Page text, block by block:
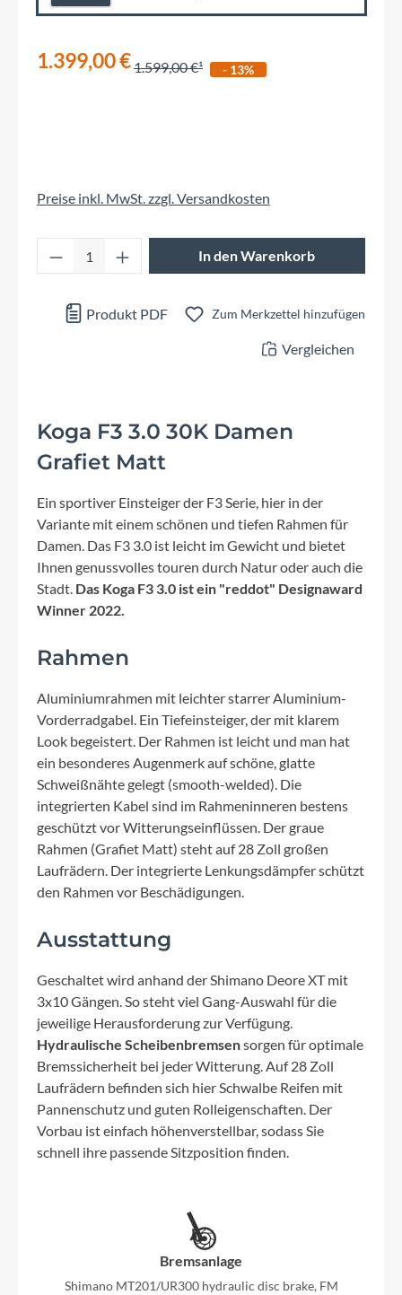
1.399,00 €1.599,00 € - 13%
Preise inkl. MwSt. zzgl. Versandkosten
Produkt Anzahl: Gib den gewünschten
In den Warenkorb
Produkt PDF Zum Merkzettel hinzufügen
Vergleichen
Koga F3 3.0 30K Damen
Grafiet Matt
Ein sportiver Einsteiger der F3 Serie, hier in der
Variante mit einem schönen und tiefen Rahmen für
Damen. Das F3 3.0 ist leicht im Gewicht und bietet
Ihnen genussvolles touren durch Natur oder auch die
Stadt. Das Koga F3 3.0 ist ein "reddot" Designaward
Winner 2022.
Rahmen
Aluminiumrahmen mit leichter starrer Aluminium-
Vorderradgabel. Ein Tiefeinsteiger, der mit klarem
Look begeistert. Der Rahmen ist leicht und man hat
ein besonderes Augenmerk auf schöne, glatte
Schweißnähte gelegt (smooth-welded). Die
integrierten Kabel sind im Rahmeninneren bestens
geschützt vor Witterungseinflüssen. Der graue
Rahmen (Grafiet Matt) steht auf 28 Zoll großen
Laufrädern. Der integrierte Lenkungsdämpfer schützt
den Rahmen vor Beschädigungen.
Ausstattung
Geschaltet wird anhand der Shimano Deore XT mit
3x10 Gängen. So steht viel Gang-Auswahl für die
jeweilige Herausforderung zur Verfügung.
Hydraulische Scheibenbremsensorgen für optimale
Bremssicherheit bei jeder Witterung. Auf 28 Zoll
Laufrädern befinden sich hier Schwalbe Reifen mit
Pannenschutz und guten Rolleigenschaften. Der
Vorbau ist einfach höhenverstellbar, sodass Sie
schnell ihre passende Sitzposition finden.
Bremsanlage
Shimano MT201/UR300 hydraulic disc brake, FM